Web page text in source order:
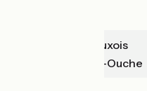
Pouilly-en-Auxois
Bussière-sur-Ouche